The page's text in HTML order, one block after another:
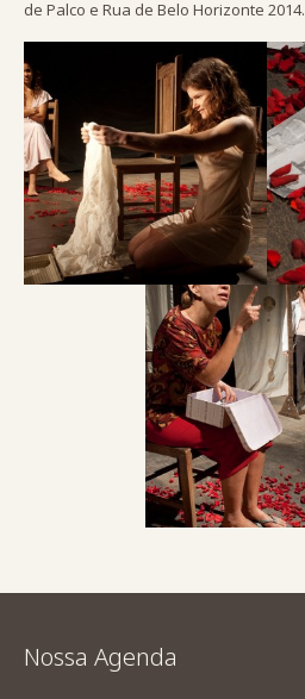
de Palco e Rua de Belo Horizonte 2014.
Nossa Agenda